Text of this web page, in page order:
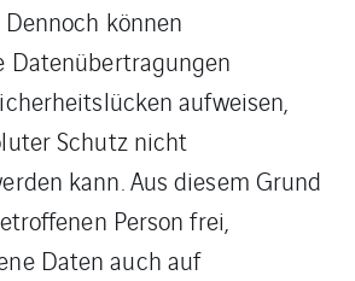
können
Datenübertragungen
aufweisen,
Schutz nicht
kann. Aus diesem Grund
Person frei,
Daten auch auf